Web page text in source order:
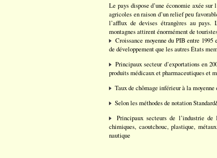
Le pays dispose d’une économie axée
agricoles en raison d’un relief peu
l’afflux de devises étrangères au
montagnes attirent énormément de
Croissance moyenne du PIB entre
de développement que les autres États
Principaux secteur d’exportations en
produits médicaux et pharmaceutiques et
Taux de chômage inférieur à la
Selon les méthodes de notation
Principaux secteurs de l’industrie
chimiques, caoutchouc, plastique,
nautique